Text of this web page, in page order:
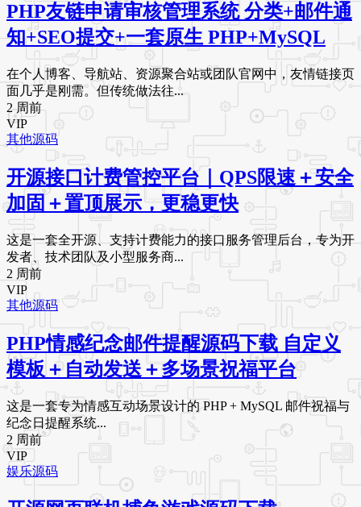
PHP友链申请审核管理系统 分类+邮件通
知+SEO提交+一套原生 PHP+MySQL
在个人博客、导航站、资源聚合站或团队官网中，友情链接页
面几乎是刚需。但传统做法往...
2 周前
VIP
其他源码
开源接口计费管控平台｜QPS限速＋安全
加固＋置顶展示，更稳更快
这是一套全开源、支持计费能力的接口服务管理后台，专为开
发者、技术团队及小型服务商...
2 周前
VIP
其他源码
PHP情感纪念邮件提醒源码下载 自定义
模板＋自动发送＋多场景祝福平台
这是一套专为情感互动场景设计的 PHP + MySQL 邮件祝福与
纪念日提醒系统...
2 周前
VIP
娱乐源码